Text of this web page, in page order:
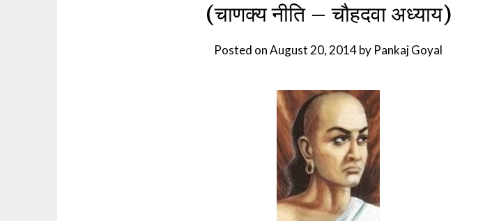
(चाणक्य नीति – चौहदवा अध्याय)
Posted onAugust 20, 2014by Pankaj Goyal